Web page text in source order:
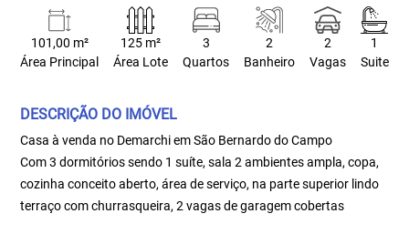
101,00 m²
Área Principal
125 m²
Área Lote
3
Quartos
2
Banheiro
2
Vagas
1
Suite
DESCRIÇÃO DO IMÓVEL
Casa à venda no Demarchi em São Bernardo do Campo
Com 3 dormitórios sendo 1 suíte, sala 2 ambientes ampla, copa,
cozinha conceito aberto, área de serviço, na parte superior lindo
terraço com churrasqueira, 2 vagas de garagem cobertas